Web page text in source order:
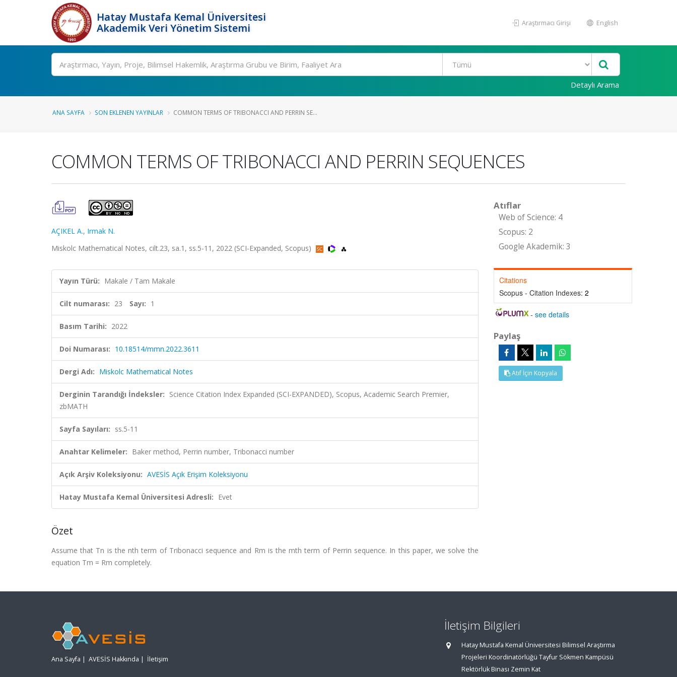
Hatay Mustafa Kemal Üniversitesi
Akademik Veri Yönetim Sistemi
Araştırmacı Girişi English
Ara
Detaylı Arama
ANA SAYFA SON EKLENEN YAYINLAR COMMON TERMS OF TRIBONACCI AND PERRIN SE...
COMMON TERMS OF TRIBONACCI AND PERRIN SEQUENCES
AÇIKEL A., Irmak N.
Miskolc Mathematical Notes, cilt.23, sa.1, ss.5-11, 2022 (SCI-Expanded, Scopus)
Yayın Türü: Makale / Tam Makale
Cilt numarası: 23 Sayı: 1
Basım Tarihi: 2022
Doi Numarası: 10.18514/mmn.2022.3611
Dergi Adı: Miskolc Mathematical Notes
Derginin Tarandığı İndeksler: Science Citation Index Expanded (SCI-EXPANDED), Scopus, Academic Search Premier,
zbMATH
Sayfa Sayıları: ss.5-11
Anahtar Kelimeler: Baker method, Perrin number, Tribonacci number
Açık Arşiv Koleksiyonu: AVESİS Açık Erişim Koleksiyonu
Hatay Mustafa Kemal Üniversitesi Adresli: Evet
Özet
Assume that Tn is the nth term of Tribonacci sequence and Rm is the mth term of Perrin sequence. In this paper, we solve the
equation Tm = Rm completely.
Atıflar
Web of Science: 4
Scopus: 2
Google Akademik: 3
Citations
Scopus - Citation Indexes: 2
-see details
Paylaş
Atıf İçin Kopyala
Ana Sayfa | AVESİS Hakkında | İletişim
İletişim Bilgileri
Hatay Mustafa Kemal Üniversitesi Bilimsel Araştırma
Projeleri Koordinatörlüğü Tayfur Sökmen Kampüsü
Rektörlük Binası Zemin Kat